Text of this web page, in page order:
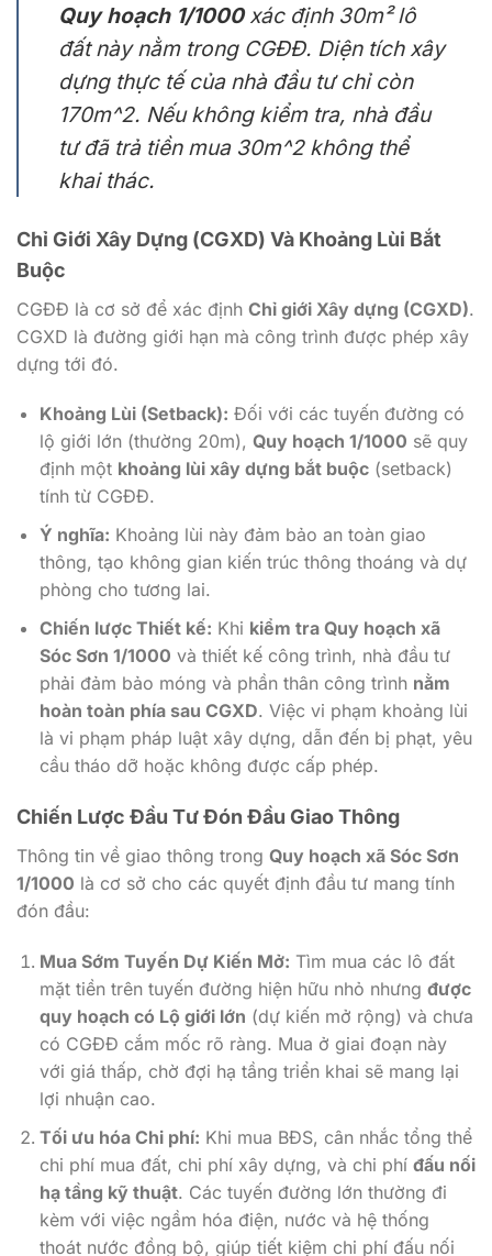
Quy hoạch 1/1000xác định 30m² lô
đất này nằm trong CGĐĐ. Diện tích xây
dựng thực tế của nhà đầu tư chỉ còn
170m^2. Nếu không kiểm tra, nhà đầu
tư đã trả tiền mua 30m^2không thể
khai thác.
Chỉ Giới Xây Dựng (CGXD) Và Khoảng Lùi Bắt
Buộc
CGĐĐ là cơ sở để xác định Chỉ giới Xây dựng (CGXD).
CGXD là đường giới hạn mà công trình được phép xây
dựng tới đó.
Khoảng Lùi (Setback): Đối với các tuyến đường có
lộ giới lớn (thường 20m), Quy hoạch 1/1000 sẽ quy
định một khoảng lùi xây dựng bắt buộc(setback)
tính từ CGĐĐ.
Ý nghĩa: Khoảng lùi này đảm bảo an toàn giao
thông, tạo không gian kiến trúc thông thoáng và dự
phòng cho tương lai.
Chiến lược Thiết kế: Khi kiểm tra Quy hoạch xã
Sóc Sơn 1/1000 và thiết kế công trình, nhà đầu tư
phải đảm bảo móng và phần thân công trình nằm
hoàn toàn phía sau CGXD. Việc vi phạm khoảng lùi
là vi phạm pháp luật xây dựng, dẫn đến bị phạt, yêu
cầu tháo dỡ hoặc không được cấp phép.
Chiến Lược Đầu Tư Đón Đầu Giao Thông
Thông tin về giao thông trong Quy hoạch xã Sóc Sơn
1/1000 là cơ sở cho các quyết định đầu tư mang tính
đón đầu:
Mua Sớm Tuyến Dự Kiến Mở: Tìm mua các lô đất
mặt tiền trên tuyến đường hiện hữu nhỏ nhưng được
quy hoạch có Lộ giới lớn (dự kiến mở rộng) và chưa
có CGĐĐ cắm mốc rõ ràng. Mua ở giai đoạn này
với giá thấp, chờ đợi hạ tầng triển khai sẽ mang lại
lợi nhuận cao.
Tối ưu hóa Chi phí: Khi mua BĐS, cân nhắc tổng thể
chi phí mua đất, chi phí xây dựng, và chi phí đấu nối
hạ tầng kỹ thuật. Các tuyến đường lớn thường đi
kèm với việc ngầm hóa điện, nước và hệ thống
thoát nước đồng bộ, giúp tiết kiệm chi phí đấu nối